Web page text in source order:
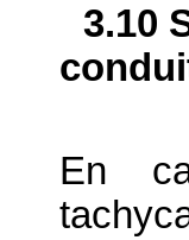
3.10
En